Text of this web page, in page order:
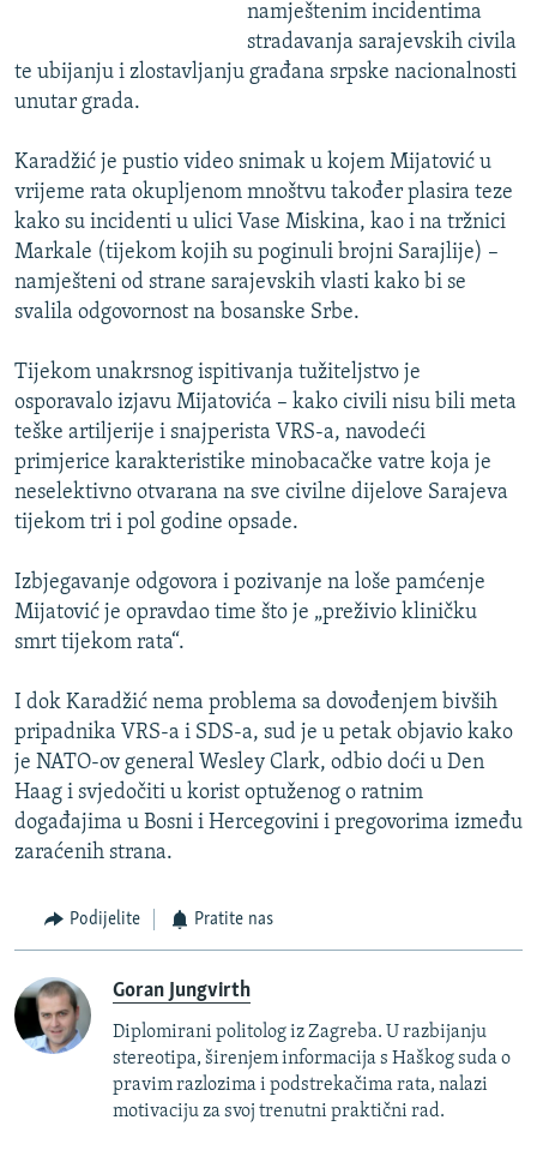
namještenim incidentima
stradavanja sarajevskih civila
te ubijanju i zlostavljanju građana srpske nacionalnosti
unutar grada.
Karadžić je pustio video snimak u kojem Mijatović u
vrijeme rata okupljenom mnoštvu također plasira teze
kako su incidenti u ulici Vase Miskina, kao i na tržnici
Markale (tijekom kojih su poginuli brojni Sarajlije) –
namješteni od strane sarajevskih vlasti kako bi se
svalila odgovornost na bosanske Srbe.
Tijekom unakrsnog ispitivanja tužiteljstvo je
osporavalo izjavu Mijatovića – kako civili nisu bili meta
teške artiljerije i snajperista VRS-a, navodeći
primjerice karakteristike minobacačke vatre koja je
neselektivno otvarana na sve civilne dijelove Sarajeva
tijekom tri i pol godine opsade.
Izbjegavanje odgovora i pozivanje na loše pamćenje
Mijatović je opravdao time što je „preživio kliničku
smrt tijekom rata“.
I dok Karadžić nema problema sa dovođenjem bivših
pripadnika VRS-a i SDS-a, sud je u petak objavio kako
je NATO-ov general Wesley Clark, odbio doći u Den
Haag i svjedočiti u korist optuženog o ratnim
događajima u Bosni i Hercegovini i pregovorima između
zaraćenih strana.
Podijelite Pratite nas
Goran Jungvirth
Diplomirani politolog iz Zagreba. U razbijanju
stereotipa, širenjem informacija s Haškog suda o
pravim razlozima i podstrekačima rata, nalazi
motivaciju za svoj trenutni praktični rad.